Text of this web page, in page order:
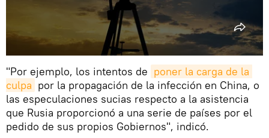
"Por ejemplo, los intentos de poner la carga de la
culpa por la propagación de la infección en China, o
las especulaciones sucias respecto a la asistencia
que Rusia proporcionó a una serie de países por el
pedido de sus propios Gobiernos", indicó.